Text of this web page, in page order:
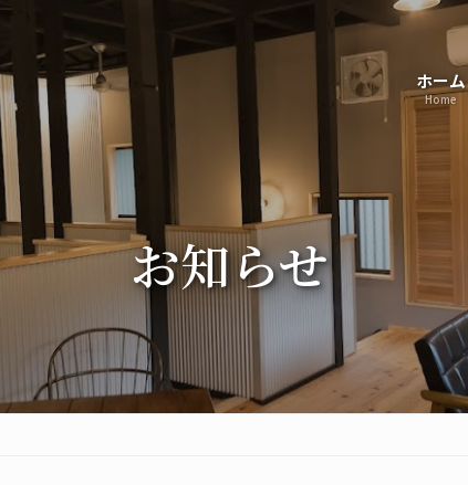
名の不動産をはじめ、厚木や愛甲、伊勢原などの不動産に関する様々な
いのことならお任せ下さい。
ホーム
Home
お知らせ